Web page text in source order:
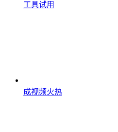
工具试用
成视频火热